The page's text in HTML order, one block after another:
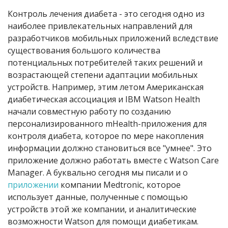
Контроль лечения диабета - это сегодня одно из
наиболее привлекательных направлений для
разработчиков мобильных приложений вследствие
существования большого количества
потенциальных потребителей таких решений и
возрастающей степени адаптации мобильных
устройств. Например, этим летом Американская
диабетическая ассоциация и IBM Watson Health
начали совместную работу по созданию
персонализированного mHealth-приложения для
контроля диабета, которое по мере накопления
информации должно становиться все "умнее". Это
приложение должно работать вместе с Watson Care
Manager. А буквально сегодня мы писали и о
приложении компании Medtronic, которое
использует данные, полученные с помощью
устройств этой же компании, и аналитические
возможности Watson для помощи диабетикам.